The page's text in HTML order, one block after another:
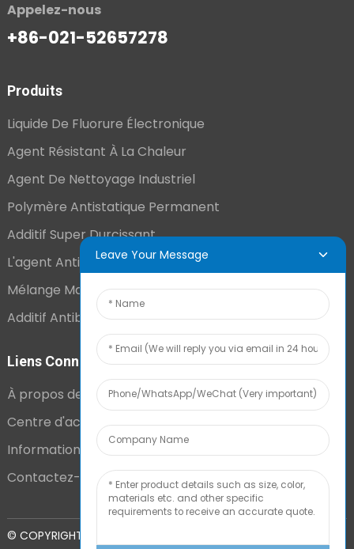
Appelez-nous
+86-021-52657278
Produits
Liquide De Fluorure Électronique
Agent Résistant À La Chaleur
Agent De Nettoyage Industriel
Polymère Antistatique Permanent
Additif Super Durcissant
L'agent Antistatique Longue Durée
Mélange Maître VCI
Additif Antibuée Ajouté En Interne
Liens Connexes
À propos de nous
Centre d'actualités
Informations techniques
Contactez-nous
© COPYRIGHT - 2010-2024 : TOUS DROITS RÉSERVÉS.
Leave Your Message